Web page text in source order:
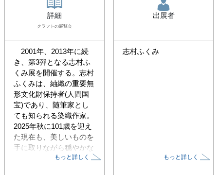
詳細
クラフト の展覧会
2001年、2013年に続
き、第3弾となる志村ふ
くみ展を開催する。志村
ふくみは、紬織の重要無
形文化財保持者(人間国
宝)であり、随筆家とし
ても知られる染織作家。
2025年秋に101歳を迎え
た現在も、美しいものを
手に取りながら穏やかな
日々を過ごし、自然や色
もっと詳しく
出展者
志村ふくみ
もっと詳しく